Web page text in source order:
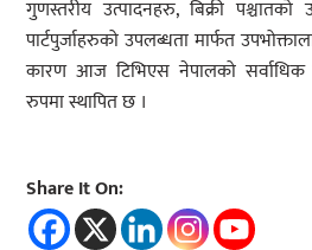
गुणस्तरीय उत्पादनहरु, बिक्री
पार्टपुर्जाहरुको उपलब्धता मार्फत
कारण आज टिभिएस नेपालको सर्वाधिक
रुपमा स्थापित छ ।
Share It On: